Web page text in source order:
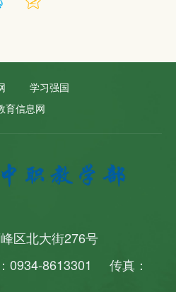
学习强国
育信息网
区北大街276号
0934-8613301 传真：